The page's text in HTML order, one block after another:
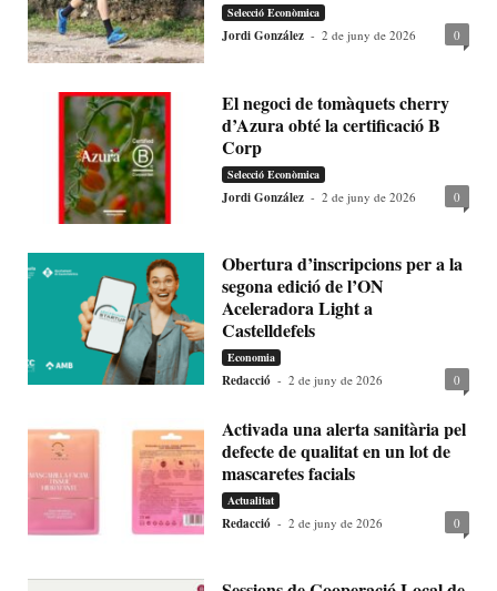
Selecció Econòmica
Jordi González - 2 de juny de 2026 0
El negoci de tomàquets cherry
d’Azura obté la certificació B
Corp
Selecció Econòmica
Jordi González - 2 de juny de 2026 0
Obertura d’inscripcions per a la
segona edició de l’ON
Aceleradora Light a
Castelldefels
Economia
Redacció - 2 de juny de 2026 0
Activada una alerta sanitària pel
defecte de qualitat en un lot de
mascaretes facials
Actualitat
Redacció - 2 de juny de 2026 0